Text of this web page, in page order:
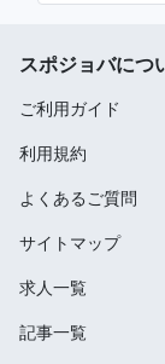
スポジョバにつ
ご利用ガイド
利用規約
よくあるご質問
サイトマップ
求人一覧
記事一覧